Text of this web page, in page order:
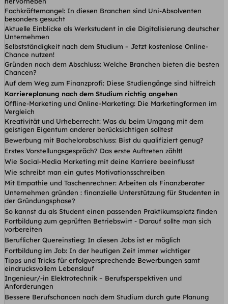
Fachkräftemangel: In diesen Branchen sind Uni-Absolventen
besonders gesucht
Aktuelle Einblicke als Werkstudent in die Digitalisierung deutscher
Unternehmen
Selbstständigkeit nach dem Studium – Jetzt kostenlose Online-
Chance nutzen!
Gründen nach dem Abschluss: Welche Branchen bieten die besten
Chancen?
Auf dem Weg zum Finanzprofi: Diese Studiengänge sind hilfreich
Karriereplanung nach dem Studium richtig angehen
Offline-Marketing und Online-Marketing: Die Marketingformen im
Vergleich
Kreativität und Urheberrecht: Was du beim Umgang mit dem
geistigen Eigentum anderer berücksichtigen solltest
Bewerbung mit Bachelorabschluss: Bist du qualifiziert genug?
Erstes Vorstellungsgespräch? Das erste Auftreten zählt!
Wie Social-Media Marketing mit deine Karriere beeinflusst
Wie schreibt man ein gutes Motivationsschreiben
Mit Empathie und Taschenrechner: Arbeiten als Finanzberater
Unternehmen gründen : finanzielle Unterstützung für Studenten in
der Gründungsphase?
So kannst du als Student einen passenden Praktikumsplatz finden
Fortbildung zum geprüften Betriebswirt - Darauf sollte man sich
vorbereiten
Beruflicher Quereinstieg: In diesen Jobs ist er möglich
Fortbildung im Job: In der heutigen Zeit immer wichtiger
Tipps und Tricks für erfolgversprechende Bewerbungen samt
eindrucksvollem Lebenslauf
Ingenieur/-in Elektrotechnik – Berufsperspektiven und
Anforderungen
Bessere Berufschancen nach dem Studium durch gute Planung